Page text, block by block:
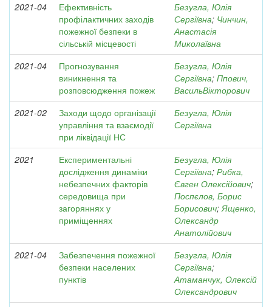
2021-04
Ефективність
профілактичних заходів
пожежної безпеки в
сільській місцевості
Безугла, Юлія
Сергіївна; Чинчин,
Анастасія
Миколаївна
2021-04
Прогнозування
виникнення та
розповсюдження пожеж
Безугла, Юлія
Сергіївна; Ппович,
ВасильВікторович
2021-02
Заходи щодо організації
управління та взаємодії
при ліквідації НС
Безугла, Юлія
Сергіївна
2021
Експериментальні
дослідження динаміки
небезпечних факторів
середовища при
загоряннях у
приміщеннях
Безугла, Юлія
Сергіївна; Рибка,
Євген Олексійович;
Поспєлов, Борис
Борисович;Ященко,
Олександр
Анатолійович
2021-04
Забезпечення пожежної
безпеки населених
пунктів
Безугла, Юлія
Сергіївна;
Атаманчук, Олексій
Олександрович